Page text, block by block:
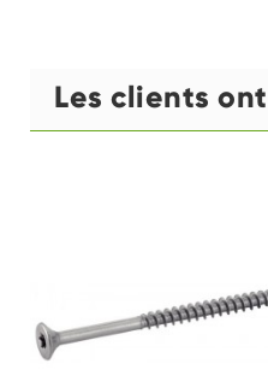
Les clients